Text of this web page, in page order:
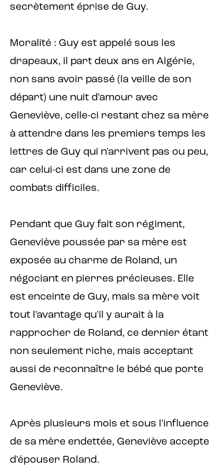
secrètement éprise de Guy.
Moralité : Guy est appelé sous les
drapeaux, il part deux ans en Algérie,
non sans avoir passé (la veille de son
départ) une nuit d'amour avec
Geneviève, celle-ci restant chez sa mère
à attendre dans les premiers temps les
lettres de Guy qui n'arrivent pas ou peu,
car celui-ci est dans une zone de
combats difficiles.
Pendant que Guy fait son régiment,
Geneviève poussée par sa mère est
exposée au charme de Roland, un
négociant en pierres précieuses. Elle
est enceinte de Guy, mais sa mère voit
tout l'avantage qu'il y aurait à la
rapprocher de Roland, ce dernier étant
non seulement riche, mais acceptant
aussi de reconnaître le bébé que porte
Geneviève.
Après plusieurs mois et sous l'influence
de sa mère endettée, Geneviève accepte
d'épouser Roland.